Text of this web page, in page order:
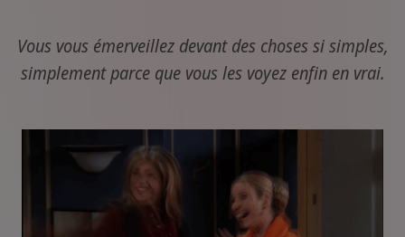
Vous vous émerveillez devant des choses si simples,
simplement parce que vous les voyez enfin en vrai.